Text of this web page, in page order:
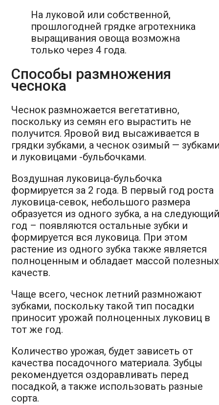
На луковой или собственной,
прошлогодней грядке агротехника
выращивания овоща возможна
только через 4 года.
Способы размножения
чеснока
Чеснок размножается вегетативно,
поскольку из семян его вырастить не
получится. Яровой вид высаживается в
грядки зубками, а чеснок озимый —
и луковицами -бульбочками.
Воздушная луковица-бульбочка
формируется за 2 года. В первый год роста
луковица-севок, небольшого размера
образуется из одного зубка, а на следующий
год – появляются остальные зубки и
формируется вся луковица. При этом
растение из одного зубка также является
полноценным и обладает массой полезных
качеств.
Чаще всего, чеснок летний размножают
зубками, поскольку такой тип посадки
приносит урожай полноценных луковиц в
тот же год.
Количество урожая, будет зависеть от
качества посадочного материала. Зубцы
рекомендуется оздоравливать перед
посадкой, а также использовать разные
сорта.